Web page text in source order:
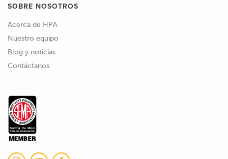
SOBRE NOSOTROS
Acerca de HPA
Nuestro equipo
Blog y noticias
Contáctanos